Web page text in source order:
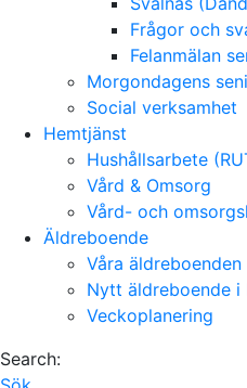
Frågor och
Felanmälan
Morgondagens
Social verksamhet
Hemtjänst
Hushållsarbete
Vård & Omsorg
Vård- och
Äldreboende
Våra äldreboenden
Nytt äldreboende i
Veckoplanering
Search: